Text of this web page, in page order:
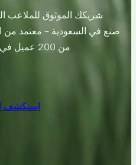
شريكك الموثوق للملاعب
صنع في السعودية - معتمد من
من 200 عميل في أكثر من 10 دول
استكشف